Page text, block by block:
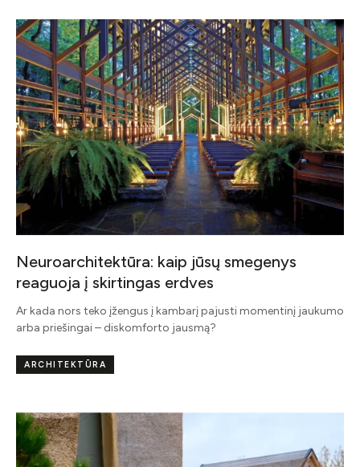
Neuroarchitektūra: kaip jūsų smegenys
reaguoja į skirtingas erdves
Ar kada nors teko įžengus į kambarį pajusti momentinį jaukumo
arba priešingai – diskomforto jausmą?
ARCHITEKTŪRA